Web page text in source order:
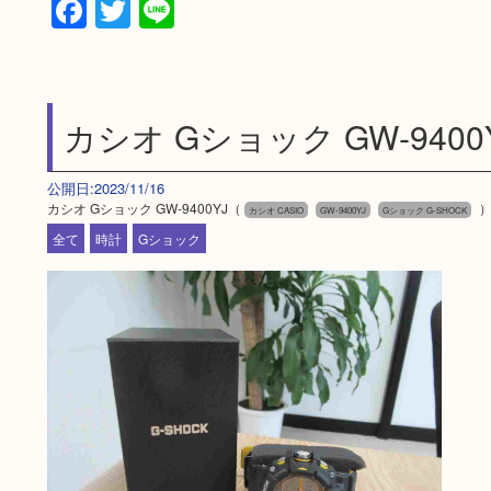
Facebook
Twitter
カシオ Gショック GW-
公開日:2023/11/16
カシオ Gショック GW-9400YJ（ カシオ CASIO GW-9400YJ Gショック G-SHOCK
）
全て
時計 Gショック